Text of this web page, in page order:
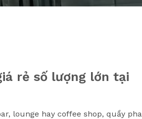
rẻ số lượng lớn tại
lounge hay coffee shop, quầy pha